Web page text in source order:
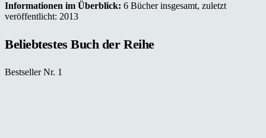
Informationen im Überblick: 6 Bücher insgesamt, zuletzt
veröffentlicht: 2013
Beliebtestes Buch der Reihe
Bestseller Nr. 1